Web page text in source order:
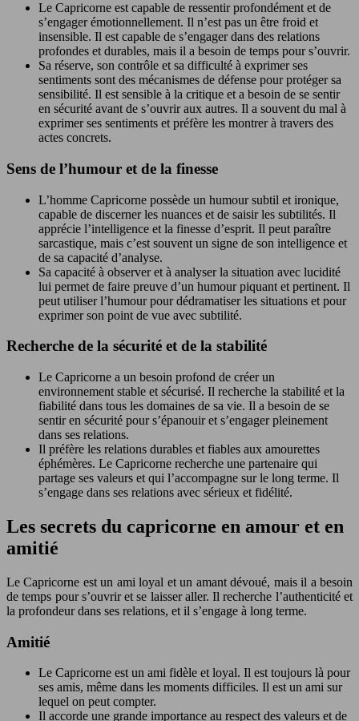
Le Capricorne est capable de ressentir profondément et de
s’engager émotionnellement. Il n’est pas un être froid et
insensible. Il est capable de s’engager dans des relations
profondes et durables, mais il a besoin de temps pour s’ouvrir.
Sa réserve, son contrôle et sa difficulté à exprimer ses
sentiments sont des mécanismes de défense pour protéger sa
sensibilité. Il est sensible à la critique et a besoin de se sentir
en sécurité avant de s’ouvrir aux autres. Il a souvent du mal à
exprimer ses sentiments et préfère les montrer à travers des
actes concrets.
Sens de l’humour et de la finesse
L’homme Capricorne possède un humour subtil et ironique,
capable de discerner les nuances et de saisir les subtilités. Il
apprécie l’intelligence et la finesse d’esprit. Il peut paraître
sarcastique, mais c’est souvent un signe de son intelligence et
de sa capacité d’analyse.
Sa capacité à observer et à analyser la situation avec lucidité
lui permet de faire preuve d’un humour piquant et pertinent. Il
peut utiliser l’humour pour dédramatiser les situations et pour
exprimer son point de vue avec subtilité.
Recherche de la sécurité et de la stabilité
Le Capricorne a un besoin profond de créer un
environnement stable et sécurisé. Il recherche la stabilité et la
fiabilité dans tous les domaines de sa vie. Il a besoin de se
sentir en sécurité pour s’épanouir et s’engager pleinement
dans ses relations.
Il préfère les relations durables et fiables aux amourettes
éphémères. Le Capricorne recherche une partenaire qui
partage ses valeurs et qui l’accompagne sur le long terme. Il
s’engage dans ses relations avec sérieux et fidélité.
Les secrets du capricorne en amour et en
amitié
Le Capricorne est un ami loyal et un amant dévoué, mais il a besoin
de temps pour s’ouvrir et se laisser aller. Il recherche l’authenticité et
la profondeur dans ses relations, et il s’engage à long terme.
Amitié
Le Capricorne est un ami fidèle et loyal. Il est toujours là pour
ses amis, même dans les moments difficiles. Il est un ami sur
lequel on peut compter.
Il accorde une grande importance au respect des valeurs et de